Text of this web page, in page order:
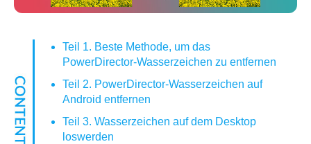
Teil 1. Beste Methode, um das
PowerDirector‑Wasserzeichen zu entfernen
Teil 2. PowerDirector‑Wasserzeichen auf
Android entfernen
Teil 3. Wasserzeichen auf dem Desktop
loswerden